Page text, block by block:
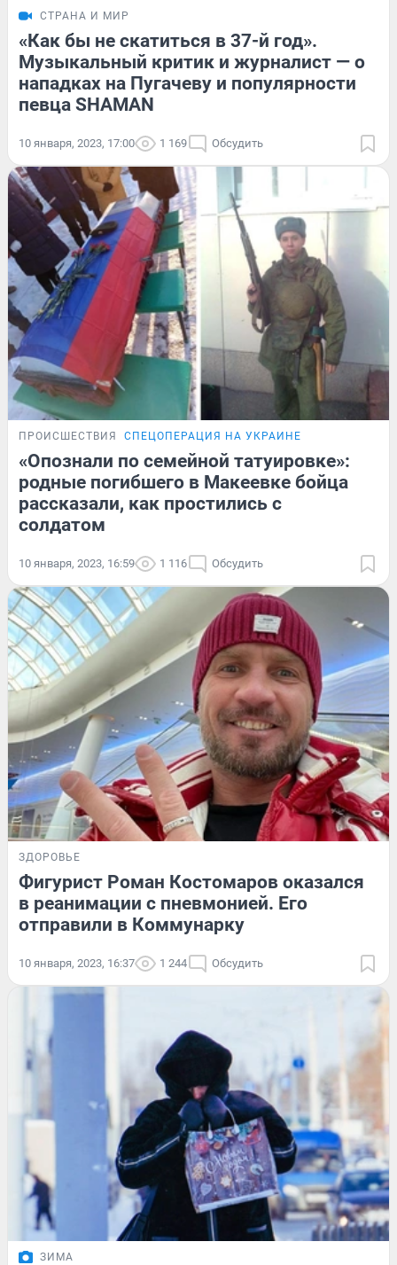
СТРАНА И МИР
«Как бы не скатиться в 37-й год».
Музыкальный критик и журналист — о
нападках на Пугачеву и популярности
певца SHAMAN
10 января, 2023, 17:00 1 169 Обсудить
ПРОИСШЕСТВИЯ СПЕЦОПЕРАЦИЯ НА УКРАИНЕ
«Опознали по семейной татуировке»:
родные погибшего в Макеевке бойца
рассказали, как простились с
солдатом
10 января, 2023, 16:59 1 116 Обсудить
ЗДОРОВЬЕ
Фигурист Роман Костомаров оказался
в реанимации с пневмонией. Его
отправили в Коммунарку
10 января, 2023, 16:37 1 244 Обсудить
ЗИМА